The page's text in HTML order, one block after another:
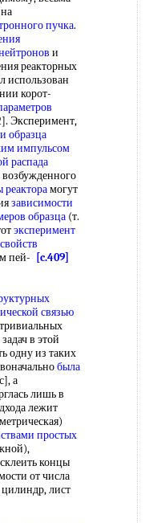
пучка.
и
реакторных
использован
корот-
Эксперимент,
образца
импульсом
распада
возбужденного
реакторамогут
зависимости
образца (т.
эксперимент
пей- [c.409]
связью
в этой
одну из таких
была
а
лишь в
лежит
простых
концы
от числа
лист